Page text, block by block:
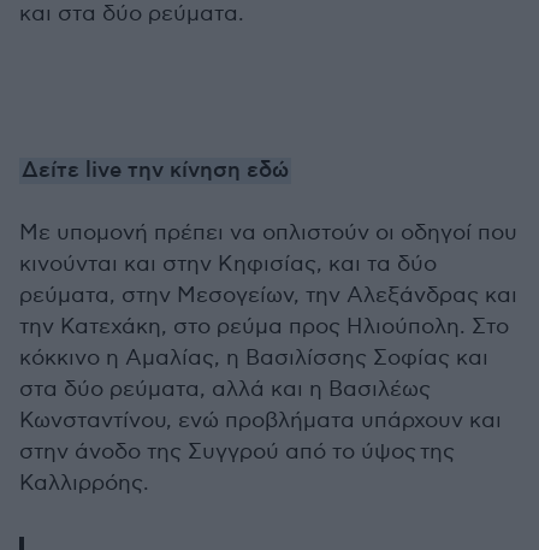
και στα δύο ρεύματα.
Δείτε live την κίνηση εδώ
Με υπομονή πρέπει να οπλιστούν οι οδηγοί που
κινούνται και στην Κηφισίας, και τα δύο
ρεύματα, στην Μεσογείων, την Αλεξάνδρας και
την Κατεχάκη, στο ρεύμα προς Ηλιούπολη. Στο
κόκκινο η Αμαλίας, η Βασιλίσσης Σοφίας και
στα δύο ρεύματα, αλλά και η Βασιλέως
Κωνσταντίνου, ενώ προβλήματα υπάρχουν και
στην άνοδο της Συγγρού από το ύψος της
Καλλιρρόης.